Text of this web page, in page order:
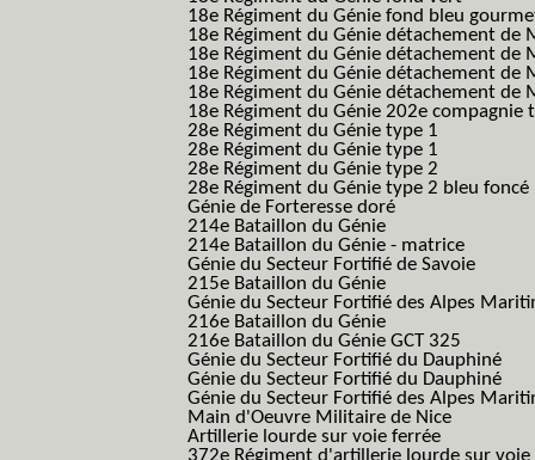
18e Régiment du Génie fond bleu
18e Régiment du Génie détachement de
18e Régiment du Génie détachement de
18e Régiment du Génie détachement de
18e Régiment du Génie détachement de
18e Régiment du Génie 202e compagnie
28e Régiment du Génie type 1
28e Régiment du Génie type 1
28e Régiment du Génie type 2
28e Régiment du Génie type 2 bleu foncé
Génie de Forteresse doré
214e Bataillon du Génie
214e Bataillon du Génie - matrice
Génie du Secteur Fortifié de Savoie
215e Bataillon du Génie
Génie du Secteur Fortifié des Alpes
216e Bataillon du Génie
216e Bataillon du Génie GCT 325
Génie du Secteur Fortifié du Dauphiné
Génie du Secteur Fortifié du Dauphiné
Génie du Secteur Fortifié des Alpes
Main d'Oeuvre Militaire de Nice
Artillerie lourde sur voie ferrée
372e Régiment d'artillerie lourde sur voie